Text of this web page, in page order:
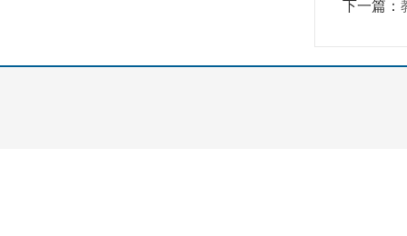
下一篇：